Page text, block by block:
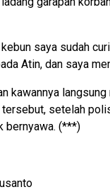
saya sudah
Atin, dan saya
kawannya
setelah
bernyawa. (***)